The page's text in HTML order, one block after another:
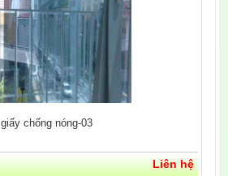
giấy chống nóng-03
Liên hệ